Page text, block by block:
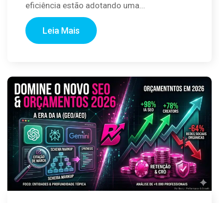
eficiência estão adotando uma...
Leia Mais